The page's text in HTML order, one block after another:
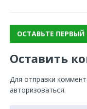
ОСТАВЬТЕ
Оставить
Для отправки
авторизоваться.